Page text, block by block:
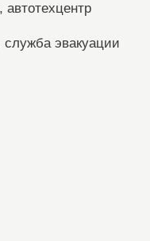
автотехцентр
служба эвакуации